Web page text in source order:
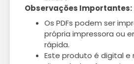
Observações Importantes:
Os PDFs podem ser
própria impressora ou
rápida.
Este produto é digital e